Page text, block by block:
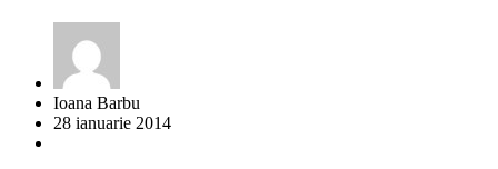
Ioana Barbu
28 ianuarie 2014